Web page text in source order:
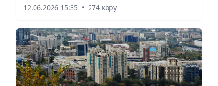
12.06.2026 15:35 • 274 көру